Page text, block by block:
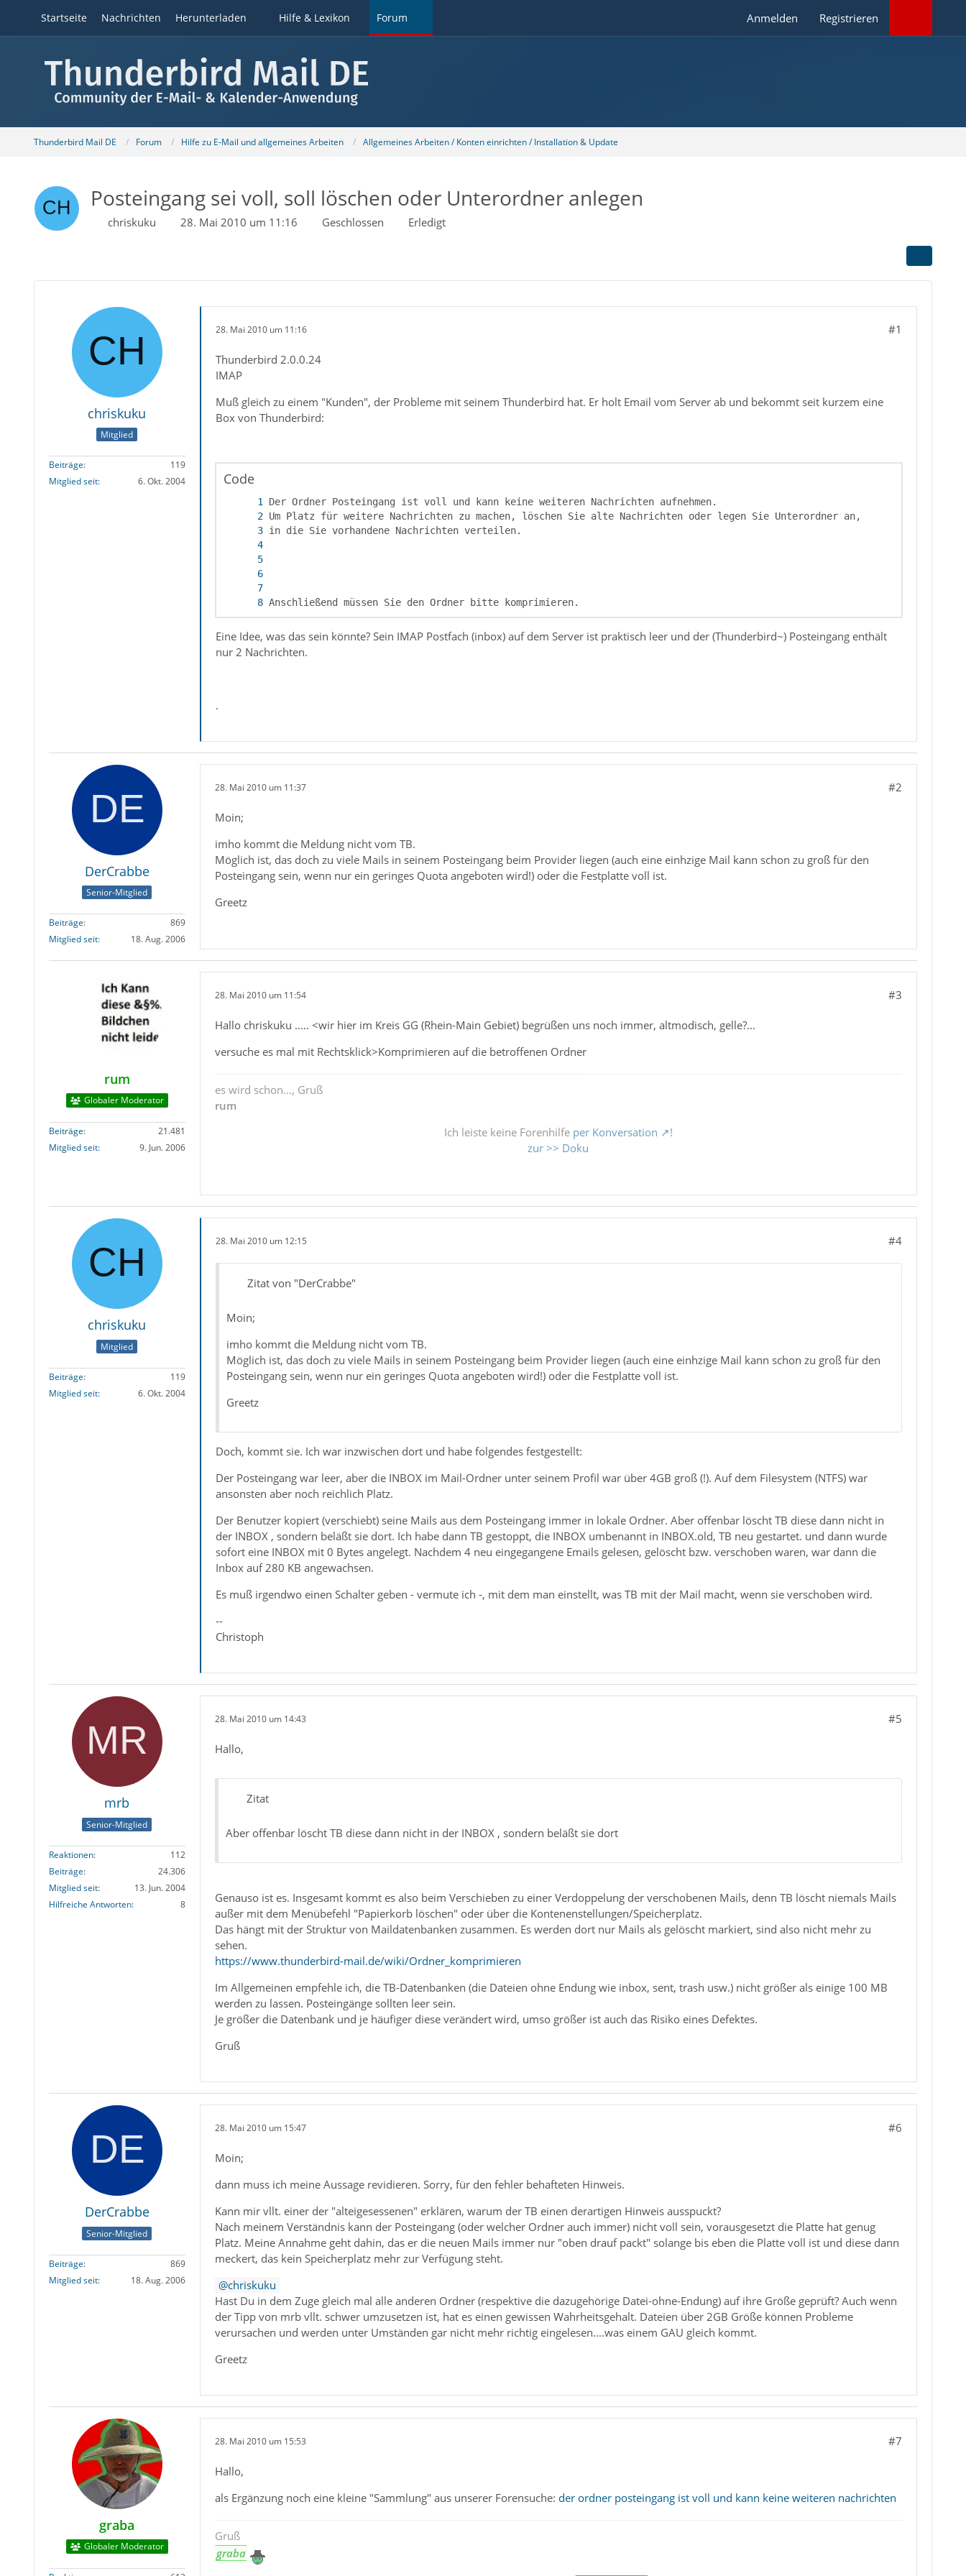
Startseite Nachrichten Herunterladen Hilfe & Lexikon Forum Anmelden Registrieren
Thunderbird Mail DE Forum Hilfe zu E-Mail und allgemeines Arbeiten Allgemeines Arbeiten / Konten einrichten / Installation & Update
Posteingang sei voll, soll löschen oder Unterordner anlegen
chriskuku 28. Mai 2010 um 11:16 Geschlossen Erledigt
chriskuku
Mitglied
Beiträge
119
Mitglied seit
6. Okt. 2004
28. Mai 2010 um 11:16 #1
Thunderbird 2.0.0.24
IMAP
Muß gleich zu einem "Kunden", der Probleme mit seinem Thunderbird hat. Er holt Email vom Server ab und bekommt seit kurzem eine
Box von Thunderbird:
Code
Anschließend müssen Sie den Ordner bitte komprimieren.
Eine Idee, was das sein könnte? Sein IMAP Postfach (inbox) auf dem Server ist praktisch leer und der (Thunderbird~) Posteingang enthält
nur 2 Nachrichten.
.
DerCrabbe
Senior-Mitglied
Beiträge
869
Mitglied seit
18. Aug. 2006
28. Mai 2010 um 11:37 #2
Moin;
imho kommt die Meldung nicht vom TB.
Möglich ist, das doch zu viele Mails in seinem Posteingang beim Provider liegen (auch eine einhzige Mail kann schon zu groß für den
Posteingang sein, wenn nur ein geringes Quota angeboten wird!) oder die Festplatte voll ist.
Greetz
rum
Globaler Moderator
Beiträge
21.481
Mitglied seit
9. Jun. 2006
28. Mai 2010 um 11:54 #3
Hallo chriskuku ..... <wir hier im Kreis GG (Rhein-Main Gebiet) begrüßen uns noch immer, altmodisch, gelle?...
versuche es mal mit Rechtsklick>Komprimieren auf die betroffenen Ordner
es wird schon..., Gruß
rum
Ich leiste keine Forenhilfe per Konversation
!
zur >> Doku
chriskuku
Mitglied
Beiträge
119
Mitglied seit
6. Okt. 2004
28. Mai 2010 um 12:15 #4
Zitat von "DerCrabbe"
Moin;
imho kommt die Meldung nicht vom TB.
Möglich ist, das doch zu viele Mails in seinem Posteingang beim Provider liegen (auch eine einhzige Mail kann schon zu groß für den
Posteingang sein, wenn nur ein geringes Quota angeboten wird!) oder die Festplatte voll ist.
Greetz
Doch, kommt sie. Ich war inzwischen dort und habe folgendes festgestellt:
Der Posteingang war leer, aber die INBOX im Mail-Ordner unter seinem Profil war über 4GB groß (!). Auf dem Filesystem (NTFS) war
ansonsten aber noch reichlich Platz.
Der Benutzer kopiert (verschiebt) seine Mails aus dem Posteingang immer in lokale Ordner. Aber offenbar löscht TB diese dann nicht in
der INBOX , sondern beläßt sie dort. Ich habe dann TB gestoppt, die INBOX umbenannt in INBOX.old, TB neu gestartet. und dann wurde
sofort eine INBOX mit 0 Bytes angelegt. Nachdem 4 neu eingegangene Emails gelesen, gelöscht bzw. verschoben waren, war dann die
Inbox auf 280 KB angewachsen.
Es muß irgendwo einen Schalter geben - vermute ich -, mit dem man einstellt, was TB mit der Mail macht, wenn sie verschoben wird.
--
Christoph
mrb
Senior-Mitglied
Reaktionen
112
Beiträge
24.306
Mitglied seit
13. Jun. 2004
Hilfreiche Antworten
8
28. Mai 2010 um 14:43 #5
Hallo,
Zitat
Aber offenbar löscht TB diese dann nicht in der INBOX , sondern beläßt sie dort
Genauso ist es. Insgesamt kommt es also beim Verschieben zu einer Verdoppelung der verschobenen Mails, denn TB löscht niemals Mails
außer mit dem Menübefehl "Papierkorb löschen" oder über die Kontenenstellungen/Speicherplatz.
Das hängt mit der Struktur von Maildatenbanken zusammen. Es werden dort nur Mails als gelöscht markiert, sind also nicht mehr zu
sehen.
https://www.thunderbird-mail.de/wiki/Ordner_komprimieren
Im Allgemeinen empfehle ich, die TB-Datenbanken (die Dateien ohne Endung wie inbox, sent, trash usw.) nicht größer als einige 100 MB
werden zu lassen. Posteingänge sollten leer sein.
Je größer die Datenbank und je häufiger diese verändert wird, umso größer ist auch das Risiko eines Defektes.
Gruß
DerCrabbe
Senior-Mitglied
Beiträge
869
Mitglied seit
18. Aug. 2006
28. Mai 2010 um 15:47 #6
Moin;
dann muss ich meine Aussage revidieren. Sorry, für den fehler behafteten Hinweis.
Kann mir vllt. einer der "alteigesessenen" erklären, warum der TB einen derartigen Hinweis ausspuckt?
Nach meinem Verständnis kann der Posteingang (oder welcher Ordner auch immer) nicht voll sein, vorausgesetzt die Platte hat genug
Platz. Meine Annahme geht dahin, das er die neuen Mails immer nur "oben drauf packt" solange bis eben die Platte voll ist und diese dann
meckert, das kein Speicherplatz mehr zur Verfügung steht.
chriskuku
Hast Du in dem Zuge gleich mal alle anderen Ordner (respektive die dazugehörige Datei-ohne-Endung) auf ihre Größe geprüft? Auch wenn
der Tipp von mrb vllt. schwer umzusetzen ist, hat es einen gewissen Wahrheitsgehalt. Dateien über 2GB Größe können Probleme
verursachen und werden unter Umständen gar nicht mehr richtig eingelesen....was einem GAU gleich kommt.
Greetz
graba
Globaler Moderator
28. Mai 2010 um 15:53 #7
Hallo,
als Ergänzung noch eine kleine "Sammlung" aus unserer Forensuche: der ordner posteingang ist voll und kann keine weiteren nachrichten
Gruß
graba